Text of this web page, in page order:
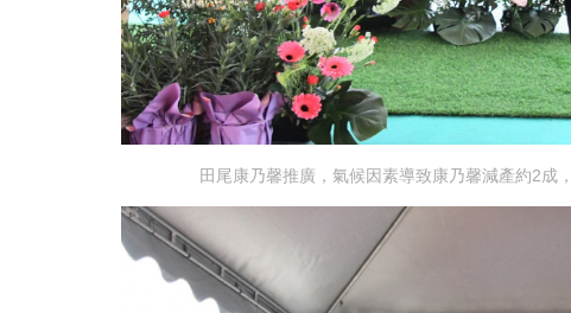
田尾康乃馨推廣，氣候因素導致康乃馨減產約2成